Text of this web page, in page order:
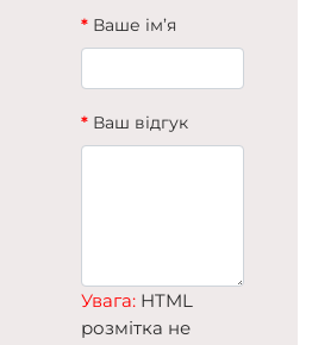
Ваше ім’я
Ваш відгук
Увага: HTML
розмітка не